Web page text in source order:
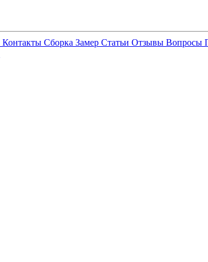
Контакты Сборка Замер Статьи Отзывы Вопросы